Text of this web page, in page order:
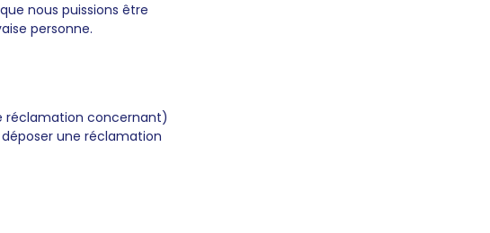
nous puissions être
personne.
réclamation concernant)
une réclamation